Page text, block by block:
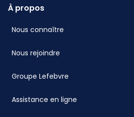
À propos
Nous connaître
Nous rejoindre
Groupe Lefebvre
Assistance en ligne